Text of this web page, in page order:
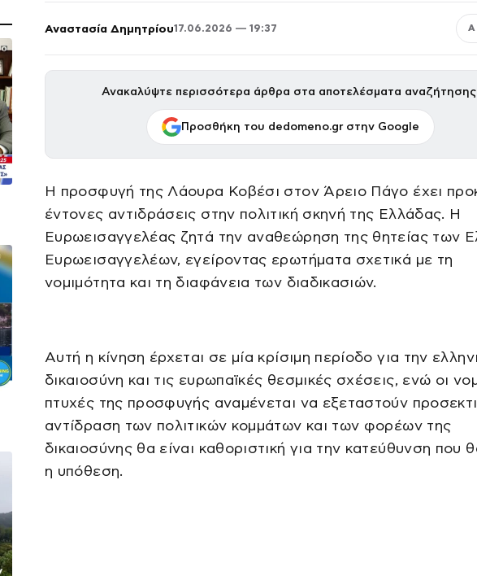
Αναστασία Δημητρίου17.06.2026 — 19:37 Α
Ανακαλύψτε περισσότερα άρθρα στα αποτελέσματα
Προσθήκη του dedomeno.gr στην Google
Η προσφυγή της Λάουρα Κοβέσι στον Άρειο Πάγο έχει
έντονες αντιδράσεις στην πολιτική σκηνή της Ελλάδας. Η
Ευρωεισαγγελέας ζητά την αναθεώρηση της θητείας των
Ευρωεισαγγελέων, εγείροντας ερωτήματα σχετικά με τη
νομιμότητα και τη διαφάνεια των διαδικασιών.
Αυτή η κίνηση έρχεται σε μία κρίσιμη περίοδο για την
δικαιοσύνη και τις ευρωπαϊκές θεσμικές σχέσεις, ενώ οι
πτυχές της προσφυγής αναμένεται να εξεταστούν
αντίδραση των πολιτικών κομμάτων και των φορέων της
δικαιοσύνης θα είναι καθοριστική για την κατεύθυνση που
η υπόθεση.